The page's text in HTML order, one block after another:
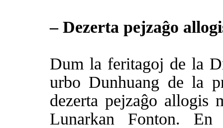
– Dezerta pejzaĝo
Dum la feritagoj de la
urbo Dunhuang de la
dezerta pejzaĝo
Lunarkan Fonton.